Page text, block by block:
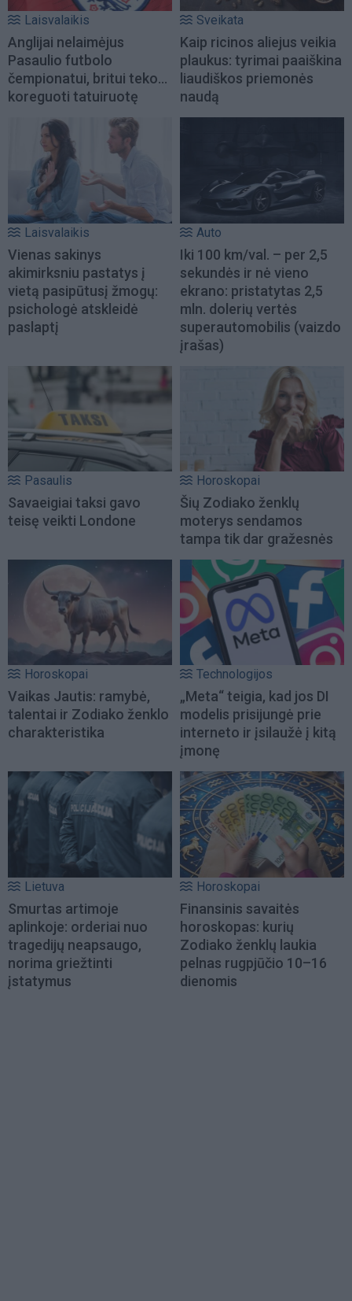
Laisvalaikis
Anglijai nelaimėjus
Pasaulio futbolo
čempionatui, britui teko...
koreguoti tatuiruotę
Sveikata
Kaip ricinos aliejus veikia
plaukus: tyrimai paaiškina
liaudiškos priemonės
naudą
Laisvalaikis
Vienas sakinys
akimirksniu pastatys į
vietą pasipūtusį žmogų:
psichologė atskleidė
paslaptį
Auto
Iki 100 km/val. – per 2,5
sekundės ir nė vieno
ekrano: pristatytas 2,5
mln. dolerių vertės
superautomobilis (vaizdo
įrašas)
Pasaulis
Savaeigiai taksi gavo
teisę veikti Londone
Horoskopai
Šių Zodiako ženklų
moterys sendamos
tampa tik dar gražesnės
Horoskopai
Vaikas Jautis: ramybė,
talentai ir Zodiako ženklo
charakteristika
Technologijos
„Meta“ teigia, kad jos DI
modelis prisijungė prie
interneto ir įsilaužė į kitą
įmonę
Lietuva
Smurtas artimoje
aplinkoje: orderiai nuo
tragedijų neapsaugo,
norima griežtinti
įstatymus
Horoskopai
Finansinis savaitės
horoskopas: kurių
Zodiako ženklų laukia
pelnas rugpjūčio 10–16
dienomis